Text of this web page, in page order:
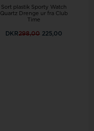
Sort plastik Sporty Watch
Quartz Drenge ur fra Club
Time
DKR298,00 225,00